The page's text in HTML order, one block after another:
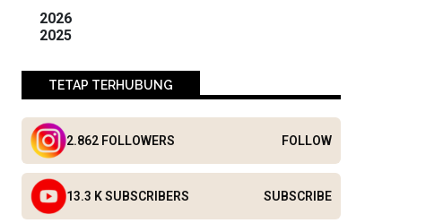
2026
2025
TETAP TERHUBUNG
2.862 FOLLOWERS FOLLOW
13.3 K SUBSCRIBERS SUBSCRIBE